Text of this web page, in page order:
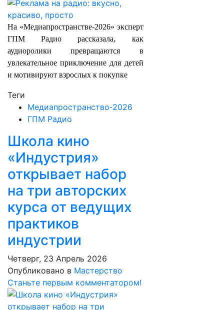
На «Медиапространстве‑2026» эксперт
ГПМ Радио рассказала, как
аудиоролики превращаются в
увлекательное приключение для детей
и мотивируют взрослых к покупке
Теги
Медиапространство‑2026
ГПМ Радио
Школа кино
«Индустрия»
открывает набор
на три авторских
курса от ведущих
практиков
индустрии
Четверг, 23 Апрель 2026
Опубликовано в Мастерство
Станьте первым комментатором!